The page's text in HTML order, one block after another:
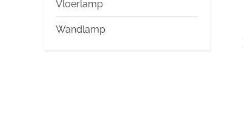
Vloerlamp
Wandlamp